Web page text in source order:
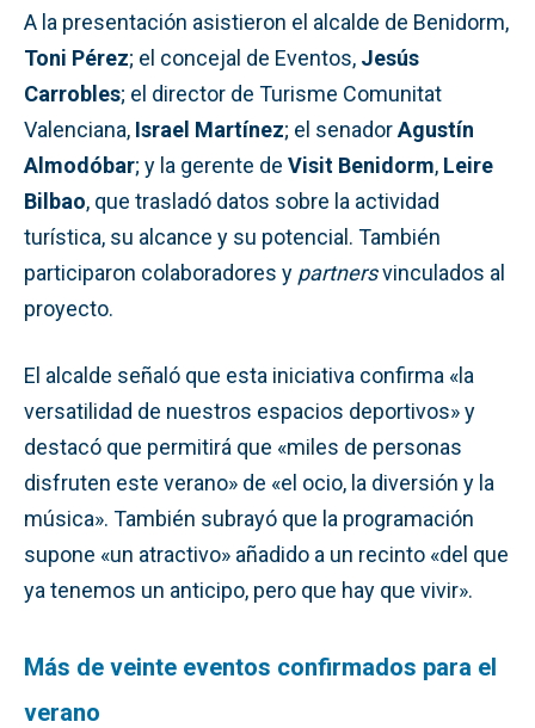
A la presentación asistieron el alcalde de Benidorm,
Toni Pérez; el concejal de Eventos, Jesús
Carrobles; el director de Turisme Comunitat
Valenciana, Israel Martínez; el senadorAgustín
Almodóbar; y la gerente de Visit Benidorm, Leire
Bilbao, que trasladó datos sobre la actividad
turística, su alcance y su potencial. También
participaron colaboradores y partnersvinculados al
proyecto.
El alcalde señaló que esta iniciativa confirma «la
versatilidad de nuestros espacios deportivos» y
destacó que permitirá que «miles de personas
disfruten este verano» de «el ocio, la diversión y la
música». También subrayó que la programación
supone «un atractivo» añadido a un recinto «del que
ya tenemos un anticipo, pero que hay que vivir».
Más de veinte eventos confirmados para el
verano